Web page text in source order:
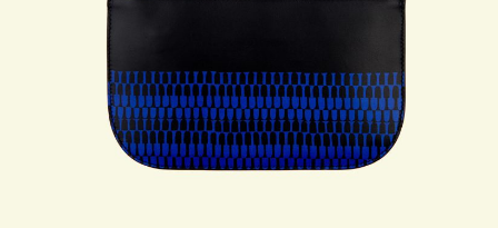
COLLABORATIONS
DESSINS / PATTERNS